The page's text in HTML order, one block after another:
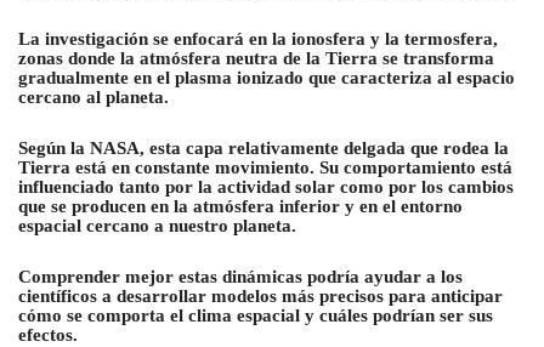
La investigación se enfocará en la ionosfera y la termosfera,
zonas donde la atmósfera neutra de la Tierra se transforma
gradualmente en el plasma ionizado que caracteriza al espacio
cercano al planeta.
Según la NASA, esta capa relativamente delgada que rodea la
Tierra está en constante movimiento. Su comportamiento está
influenciado tanto por la actividad solar como por los cambios
que se producen en la atmósfera inferior y en el entorno
espacial cercano a nuestro planeta.
Comprender mejor estas dinámicas podría ayudar a los
científicos a desarrollar modelos más precisos para anticipar
cómo se comporta el clima espacial y cuáles podrían ser sus
efectos.